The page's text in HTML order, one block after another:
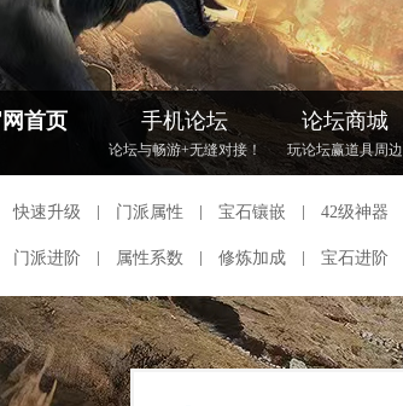
首页 手机论坛
论坛与畅游+无缝对接！
论坛商城
玩论坛赢道具周边
快速升级 门派属性 宝石镶嵌 42级神器
门派进阶 属性系数 修炼加成 宝石进阶